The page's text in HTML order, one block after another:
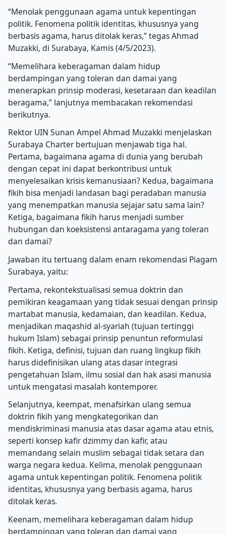
“Menolak penggunaan agama untuk kepentingan
politik. Fenomena politik identitas, khususnya yang
berbasis agama, harus ditolak keras,” tegas Ahmad
Muzakki, di Surabaya, Kamis (4/5/2023).
“Memelihara keberagaman dalam hidup
berdampingan yang toleran dan damai yang
menerapkan prinsip moderasi, kesetaraan dan keadilan
beragama,” lanjutnya membacakan rekomendasi
berikutnya.
Rektor UIN Sunan Ampel Ahmad Muzakki menjelaskan
Surabaya Charter bertujuan menjawab tiga hal.
Pertama, bagaimana agama di dunia yang berubah
dengan cepat ini dapat berkontribusi untuk
menyelesaikan krisis kemanusiaan? Kedua, bagaimana
fikih bisa menjadi landasan bagi peradaban manusia
yang menempatkan manusia sejajar satu sama lain?
Ketiga, bagaimana fikih harus menjadi sumber
hubungan dan koeksistensi antaragama yang toleran
dan damai?
Jawaban itu tertuang dalam enam rekomendasi Piagam
Surabaya, yaitu:
Pertama, rekontekstualisasi semua doktrin dan
pemikiran keagamaan yang tidak sesuai dengan prinsip
martabat manusia, kedamaian, dan keadilan. Kedua,
menjadikan maqashid al-syariah (tujuan tertinggi
hukum Islam) sebagai prinsip penuntun reformulasi
fikih. Ketiga, definisi, tujuan dan ruang lingkup fikih
harus didefinisikan ulang atas dasar integrasi
pengetahuan Islam, ilmu sosial dan hak asasi manusia
untuk mengatasi masalah kontemporer.
Selanjutnya, keempat, menafsirkan ulang semua
doktrin fikih yang mengkategorikan dan
mendiskriminasi manusia atas dasar agama atau etnis,
seperti konsep kafir dzimmy dan kafir, atau
memandang selain muslim sebagai tidak setara dan
warga negara kedua. Kelima, menolak penggunaan
agama untuk kepentingan politik. Fenomena politik
identitas, khususnya yang berbasis agama, harus
ditolak keras.
Keenam, memelihara keberagaman dalam hidup
berdampingan yang toleran dan damai yang